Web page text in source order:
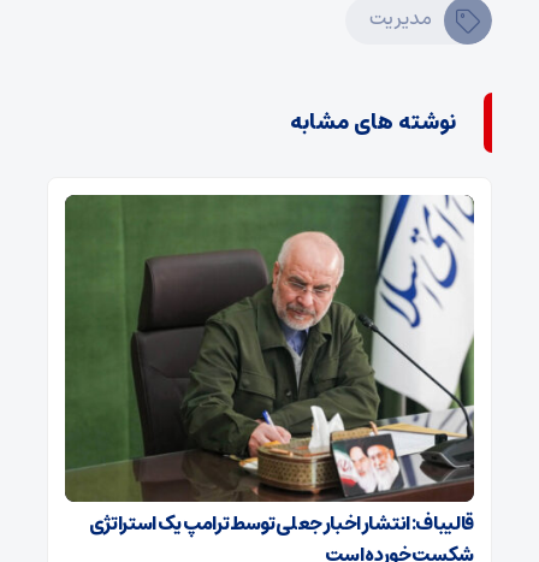
مدیریت
نوشته های مشابه
قالیباف: انتشار اخبار جعلی توسط ترامپ یک استراتژی
شکست خورده است